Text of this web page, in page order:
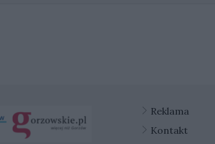
Reklama
Kontakt